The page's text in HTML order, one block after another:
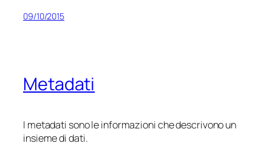
09/10/2015
Metadati
I metadati sono le informazioni che descrivono un
insieme di dati.